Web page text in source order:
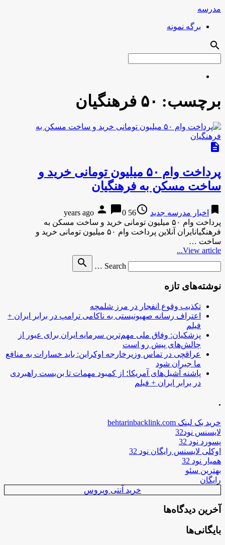
مدرسه
برگه نمونه
search
برچسب: ۵۰ فرهنگیان
description
پرداخت وام ۵۰ میلیون تومانی خرید و
ساخت مسکن به فرهنگیان
bookmark اخبار مدرسه جدید access_time
56 years ago
person chat_bubble0
پرداخت وام ۵۰ میلیون تومانی خرید و ساخت مسکن به
فرهنگیانایران آنلاین پرداخت وام ۵۰ میلیون تومانی خرید و
ساخت …
View article...
Search …
search
نوشته‌های تازه
تکذیب وقوع انفجار در مرز شلمچه
اعتراف رسانه صهیونیستی به ناکامی ترامپ در برابر ایران +
فیلم
پزشکیان: وفاق ملی مهم‌ترین سرمایه ایران برای عبور از
چالش‌های پیش رو است
عراقچی در تماس وزیرخارجه اوکراین: باید خسارات به منافع
ما جبران شود
پاشنه آشیل‌های آمریکا؛ از کمبود مهمات تا بن‌بست راهبردی
در برابر ایران + فیلم
.
خرید بک لینک behtarinbacklink.com
لایسنس نود32
پسورد نود 32
اوکلی لایسنس رایگان نود 32
همیار نود 32
بهترین سئو
رایگان
خرید آنتی ویروس
آخرین دیدگاه‌ها
بایگانی‌ها